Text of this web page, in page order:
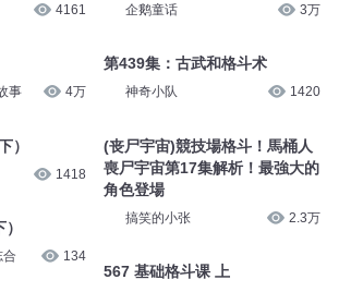
4161
事 4万
）
1418
134
企鹅童话 3万
第439集：古武和格斗术
神奇小队 1420
(丧尸宇宙)競技場格斗！馬桶人
喪尸宇宙第17集解析！最強大的
角色登場
搞笑的小张 2.3万
567 基础格斗课 上